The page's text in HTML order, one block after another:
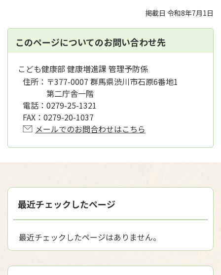
掲載日 令和8年7月1日
このページについてのお問い合わせ先
こども健康部 健康増進課 管理予防係
住所： 〒377-0007 群馬県渋川市石原6番地1
第二庁舎一階
電話： 0279-25-1321
FAX： 0279-20-1037
メールでのお問合わせはこちら
最近チェックしたページ
最近チェックしたページはありません。